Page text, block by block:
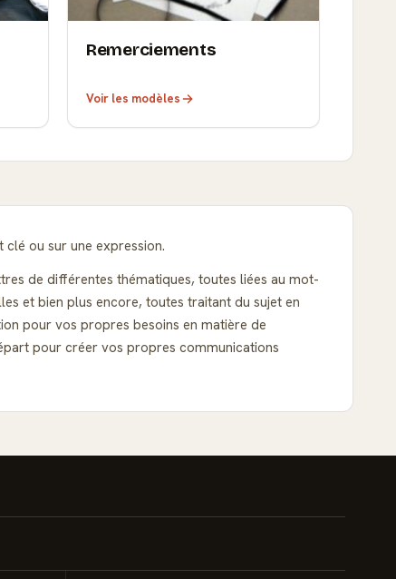
Remerciements
Voir les modèles
ou sur une expression.
de différentes thématiques, toutes liées au mot-
et bien plus encore, toutes traitant du sujet en
pour vos propres besoins en matière de
pour créer vos propres communications